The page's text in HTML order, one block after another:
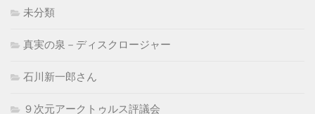
未分類
真実の泉－ディスクロージャー
石川新一郎さん
９次元アークトゥルス評議会